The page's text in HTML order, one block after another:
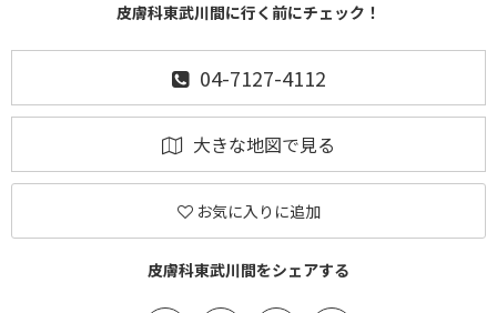
皮膚科東武川間に行く前にチェック！
04-7127-4112
大きな地図で見る
お気に入りに追加
皮膚科東武川間をシェアする